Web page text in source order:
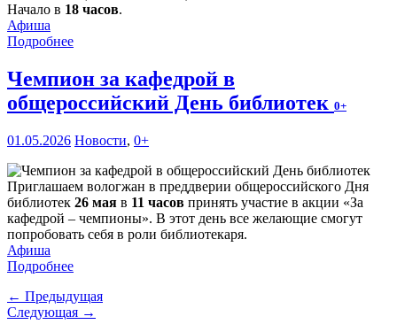
Начало в 18 часов.
Афиша
Подробнее
Чемпион за кафедрой в
общероссийский День библиотек 0+
01.05.2026 Новости, 0+
Приглашаем вологжан в преддверии общероссийского Дня
библиотек 26 мая в 11 часов принять участие в акции «За
кафедрой – чемпионы». В этот день все желающие смогут
попробовать себя в роли библиотекаря.
Афиша
Подробнее
← Предыдущая
Следующая →